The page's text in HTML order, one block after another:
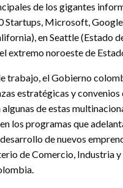
de los gigantes
Startups, Microsoft,
en Seattle (Estado
extremo noroeste de
trabajo, el Gobierno
estratégicas y convenios
de estas
los programas que
de nuevos
de Comercio, Industria y